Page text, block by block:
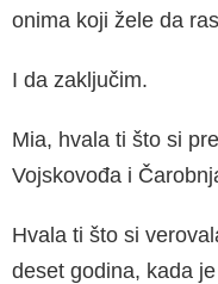
onima koji žele da
I da zaključim.
Mia, hvala ti što si
Vojskovođa i
Hvala ti što si
deset godina, kada